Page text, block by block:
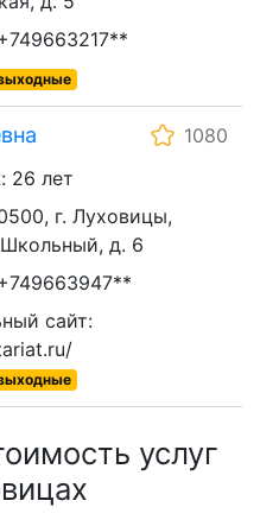
1080
26 лет
г. Луховицы,
д. 6
сайт:
услуг